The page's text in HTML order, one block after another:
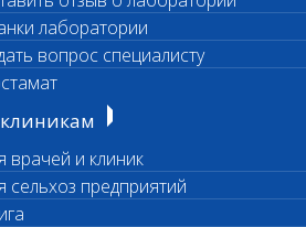
лаборатории
вопрос специалисту
врачей и клиник
сельхоз предприятий
исследования